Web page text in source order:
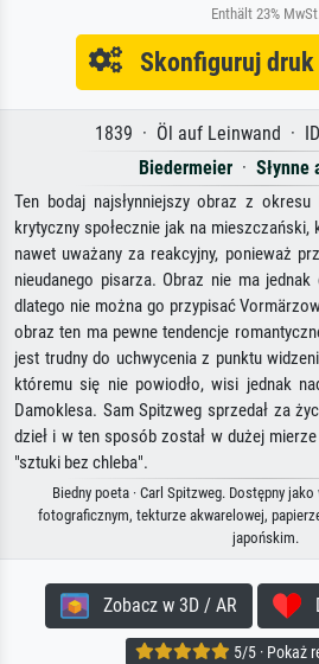
Enthält 23% MwSt.
Skonfiguruj
1839 · Öl auf Leinwand ·
Biedermeier· Słynne
Ten bodaj najsłynniejszy obraz z
krytyczny społecznie jak na
nawet uważany za reakcyjny, ponieważ
nieudanego pisarza. Obraz nie ma
dlatego nie można go przypisać
obraz ten ma pewne tendencje
jest trudny do uchwycenia z punktu
któremu się nie powiodło, wisi jednak
Damoklesa. Sam Spitzweg sprzedał za
dzieł i w ten sposób został w dużej
"sztuki bez chleba".
Biedny poeta · Carl Spitzweg. Dostępny
fotograficznym, tekturze akwarelowej,
japońskim.
Zobacz w 3D / AR
5/5 · Pokaż